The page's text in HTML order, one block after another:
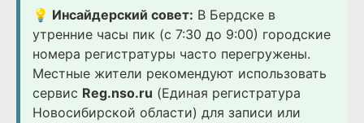
💡 Инсайдерский совет: В Бердске в
утренние часы пик (с 7:30 до 9:00) городские
номера регистратуры часто перегружены.
Местные жители рекомендуют использовать
сервис Reg.nso.ru (Единая регистратура
Новосибирской области) для записи или